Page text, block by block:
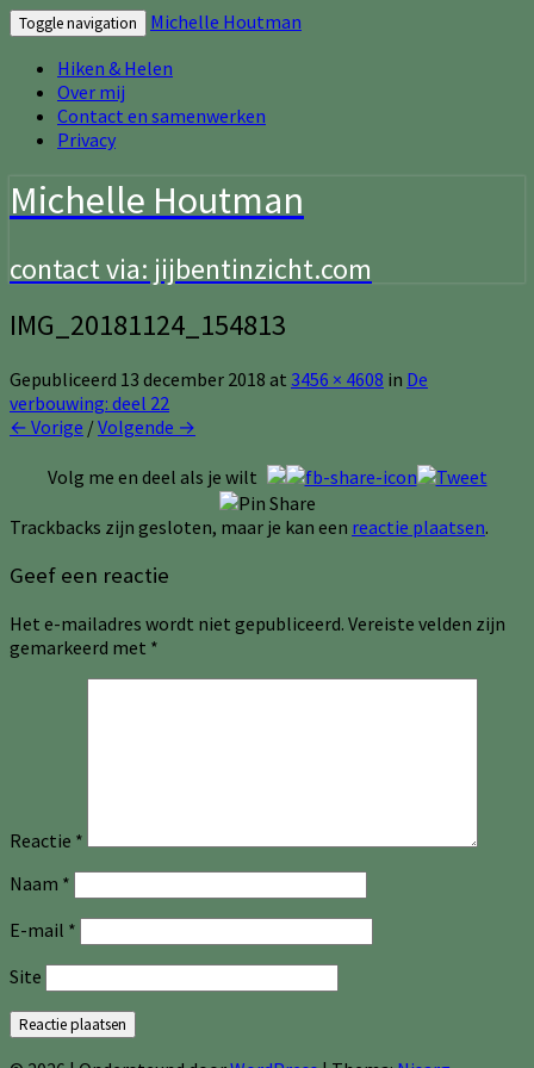
Toggle navigation
Michelle Houtman
Hiken & Helen
Over mij
Contact en samenwerken
Privacy
Michelle Houtman
contact via: jijbentinzicht.com
IMG_20181124_154813
Gepubliceerd 13 december 2018 at 3456 × 4608 in De
verbouwing: deel 22
← Vorige /Volgende →
Volg me en deel als je wilt
Trackbacks zijn gesloten, maar je kan een reactie plaatsen.
Geef een reactie
Het e-mailadres wordt niet gepubliceerd. Vereiste velden zijn
gemarkeerd met *
Reactie *
Naam *
E-mail *
Site